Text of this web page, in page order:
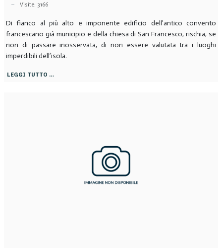
Visite: 3166
Di fianco al più alto e imponente edificio dell’antico convento
francescano già municipio e della chiesa di San Francesco, rischia, se
non di passare inosservata, di non essere valutata tra i luoghi
imperdibili dell’isola.
LEGGI TUTTO …